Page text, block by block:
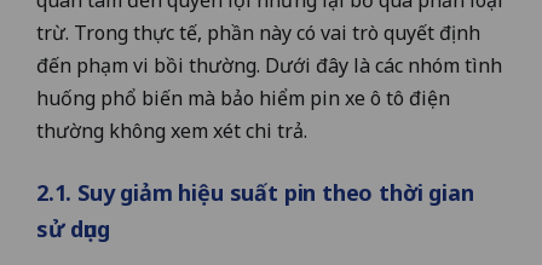
trừ. Trong thực tế, phần này có vai trò quyết định
đến phạm vi bồi thường. Dưới đây là các nhóm tình
huống phổ biến mà bảo hiểm pin xe ô tô điện
thường không xem xét chi trả.
2.1. Suy giảm hiệu suất pin theo thời gian
sử dụng